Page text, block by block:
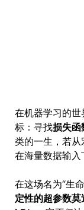
在机器学习的世
标：寻找损失函
类的一生，若
在海量数据输入
在这场名为“生
定性的超参数